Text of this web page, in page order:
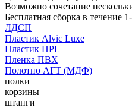
Возможно сочетание
Бесплатная сборка в течение
ЛДСП
Пластик Alvic Luxe
Пластик HPL
Пленка ПВХ
Полотно АГТ (МДФ)
полки
корзины
штанги